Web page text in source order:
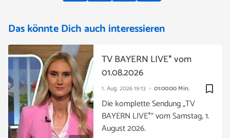
Das könnte Dich auch interessieren
bookmark_border
1. Aug. 202619:13 01:00:00 Min.
TV BAYERN LIVE* vom
01.08.2026
Die komplette Sendung „TV
BAYERN LIVE*“ vom Samstag, 1.
August 2026.